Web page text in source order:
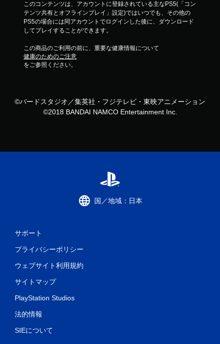
このコンテンツは、アカウントに登録されている主なPS5(「コン
テンツ共有とオフラインプレイ」設定)ではいつでも、その他の
PS5の場合には同アカウントでログインした後に、ダウンロード
してプレイすることができます。
この商品のご利用の前に、重要な健康情報について
健康のためのご注意
をご参照ください。
©バードスタジオ／集英社・フジテレビ・東映アニメーション
©2018 BANDAI NAMCO Entertainment Inc.
国／地域：日本
サポート
プライバシーポリシー
ウェブサイト利用規約
サイトマップ
PlayStation Studios
法的情報
SIEについて